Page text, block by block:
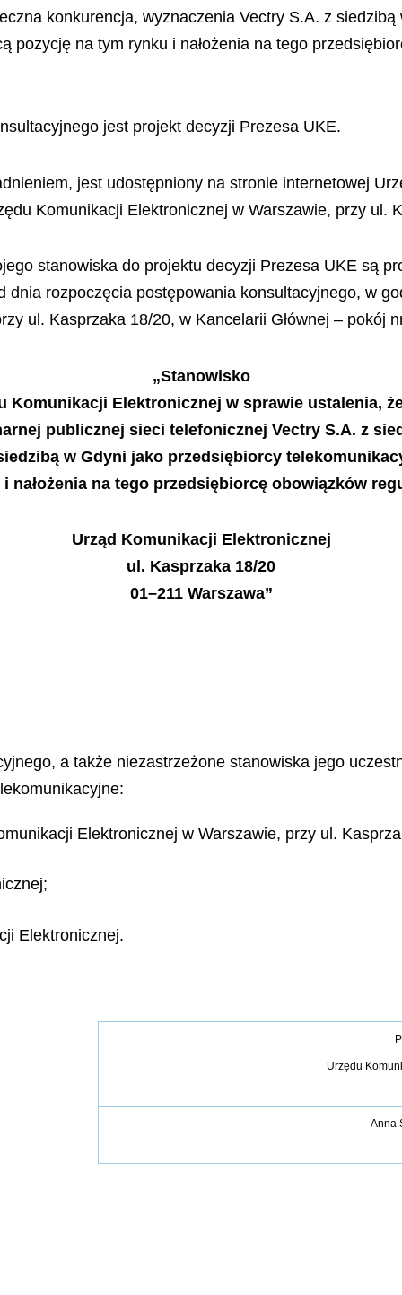
konkurencja, wyznaczenia Vectry S.A. z
pozycję na tym rynku i nałożenia na tego
jest projekt decyzji Prezesa UKE.
jest udostępniony na stronie internetowej
Komunikacji Elektronicznej w Warszawie, przy ul.
stanowiska do projektu decyzji Prezesa UKE są
dnia rozpoczęcia postępowania konsultacyjnego, w
ul. Kasprzaka 18/20, w Kancelarii Głównej – pokój
„Stanowisko
Komunikacji Elektronicznej w sprawie ustalenia,
publicznej sieci telefonicznej Vectry S.A. z
w Gdyni jako przedsiębiorcy
nałożenia na tego przedsiębiorcę obowiązków
Urząd Komunikacji Elektronicznej
ul. Kasprzaka 18/20
01–211 Warszawa”
a także niezastrzeżone stanowiska jego
Elektronicznej w Warszawie, przy ul.
Elektronicznej.
Urzędu
Anna